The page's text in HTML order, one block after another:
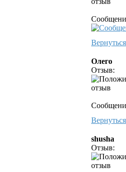
Олего
Отзыв:
shusha
Отзыв: